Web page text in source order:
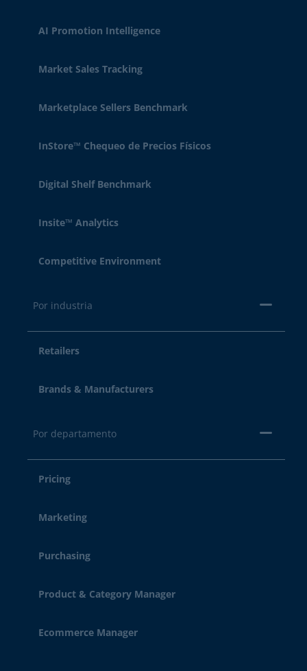
AI Promotion Intelligence
Market Sales Tracking
Marketplace Sellers Benchmark
InStore™ Chequeo de Precios Físicos
Digital Shelf Benchmark
Insite™ Analytics
Competitive Environment
Por industria
Retailers
Brands & Manufacturers
Por departamento
Pricing
Marketing
Purchasing
Product & Category Manager
Ecommerce Manager